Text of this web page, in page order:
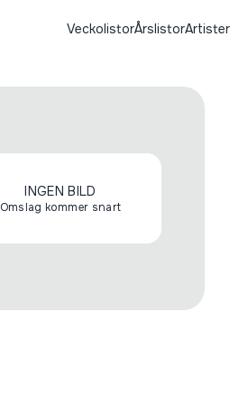
VeckolistorÅrslistorArtister
INGEN BILD
Omslag kommer snart